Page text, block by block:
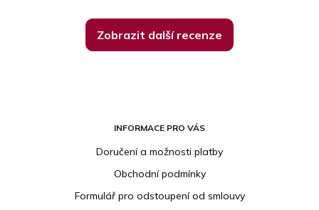
Zobrazit další recenze
INFORMACE PRO VÁS
Doručení a možnosti platby
Obchodní podmínky
Formulář pro odstoupení od smlouvy